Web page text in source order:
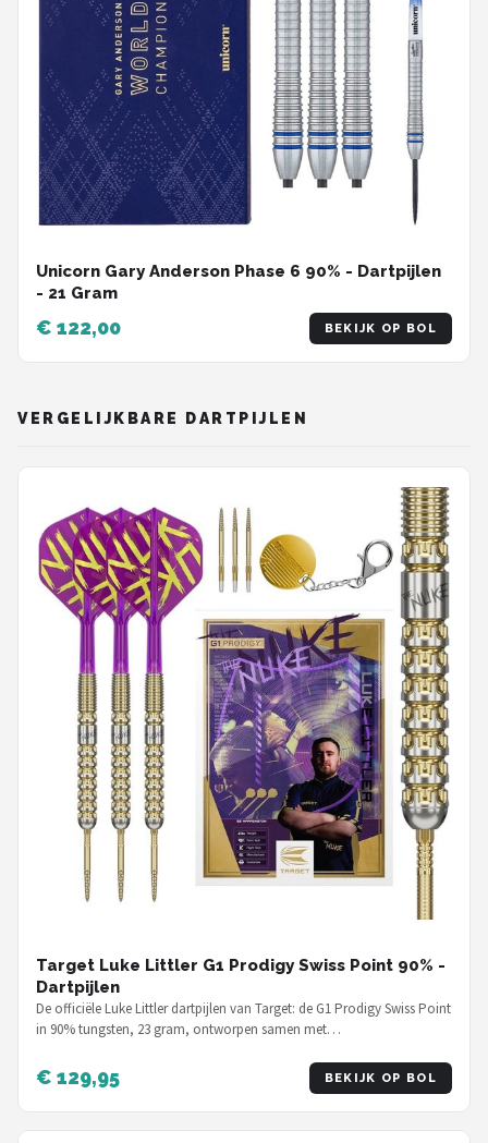
Unicorn Gary Anderson Phase 6 90% - Dartpijlen
- 21 Gram
€ 122,00 BEKIJK OP BOL
VERGELIJKBARE DARTPIJLEN
Target Luke Littler G1 Prodigy Swiss Point 90% -
Dartpijlen
De officiële Luke Littler dartpijlen van Target: de G1 Prodigy Swiss Point
in 90% tungsten, 23 gram, ontworpen samen met…
€ 129,95 BEKIJK OP BOL